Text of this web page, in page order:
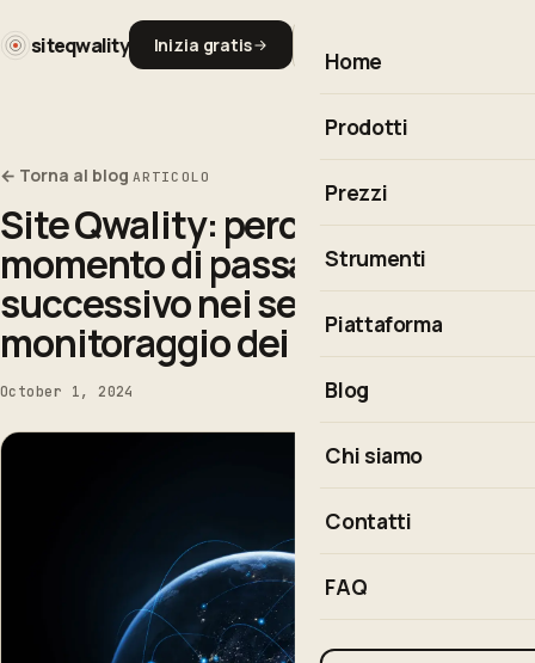
siteqwality Inizia gratis
Home
Prodotti
Monitoraggio
Risposta agli incidenti
Prezzi
Strumenti
Calcolatore di uptime
Codici di stato HTTP
Tutti gli strumenti
Piattaforma
Blog
Chi siamo
Contatti
FAQ
← Torna al blog ARTICOLO
Site Qwality: perché è giunto il
momento di passare al livello
successivo nei servizi di
monitoraggio dei siti web
October 1, 2024